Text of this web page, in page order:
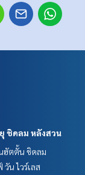
ชิดลม หลังสวน
ฮัตตั้น ชิดลม
วัน ไวร์เลส